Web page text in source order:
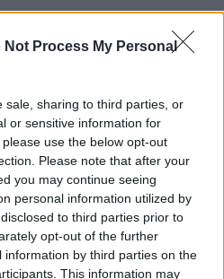
Not Process My Personal
sale, sharing to third parties, or
or sensitive information for
use the below opt-out
Please note that after your
you may continue seeing
personal information utilized by
to third parties prior to
opt-out of the further
by third parties on the
This information may
kuukasittainen
Lahden MM-
mainostajille ja